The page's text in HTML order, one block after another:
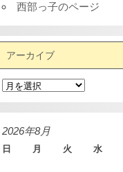
西部っ子のページ
アーカイブ
ア
ー
カ
イ
ブ
2026年8月
日 月 火 水